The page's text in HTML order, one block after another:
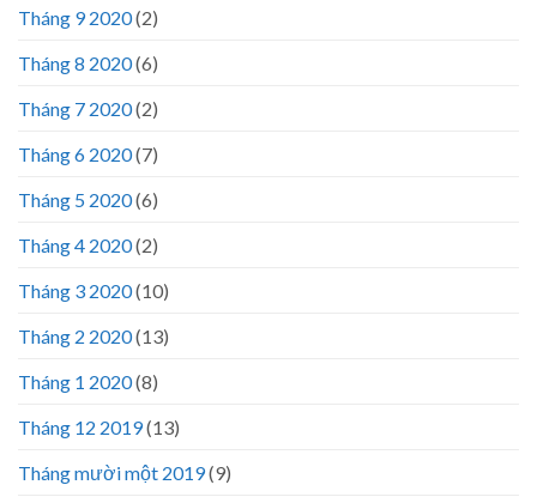
Tháng 9 2020(2)
Tháng 8 2020(6)
Tháng 7 2020(2)
Tháng 6 2020(7)
Tháng 5 2020(6)
Tháng 4 2020(2)
Tháng 3 2020(10)
Tháng 2 2020(13)
Tháng 1 2020(8)
Tháng 12 2019(13)
Tháng mười một 2019(9)